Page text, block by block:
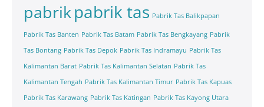
pabrikpabrik tas Pabrik Tas Balikpapan
Pabrik Tas Banten Pabrik Tas Batam Pabrik Tas Bengkayang Pabrik
Tas Bontang Pabrik Tas Depok Pabrik Tas Indramayu Pabrik Tas
Kalimantan Barat Pabrik Tas Kalimantan Selatan Pabrik Tas
Kalimantan Tengah Pabrik Tas Kalimantan Timur Pabrik Tas Kapuas
Pabrik Tas Karawang Pabrik Tas Katingan Pabrik Tas Kayong Utara